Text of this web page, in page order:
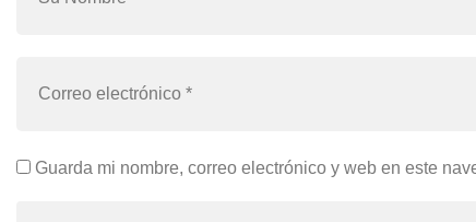
Guarda mi nombre, correo electrónico y web en este